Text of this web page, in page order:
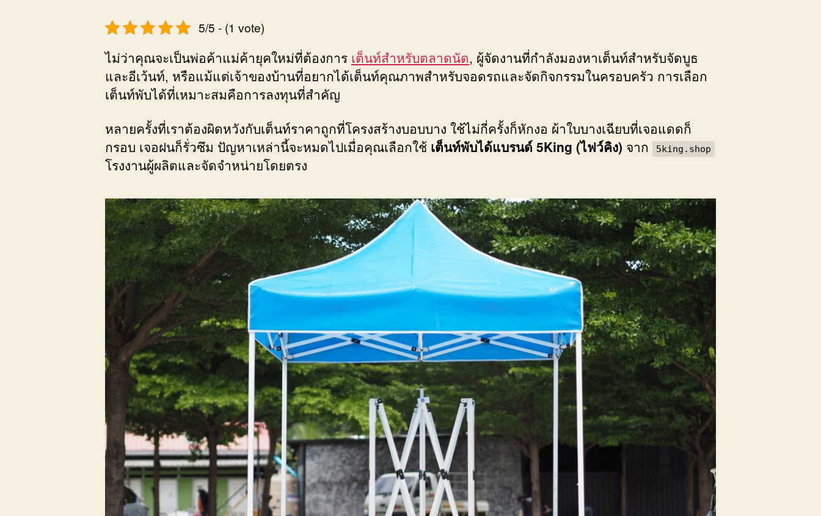
5/5 - (1 vote)
ไม่ว่าคุณจะเป็นพ่อค้าแม่ค้ายุคใหม่ที่ต้องการ เต็นท์สำหรับตลาดนัด, ผู้จัดงานที่กำลังมองหาเต็นท์สำหรับจัดบูธ
และอีเว้นท์, หรือแม้แต่เจ้าของบ้านที่อยากได้เต็นท์คุณภาพสำหรับจอดรถและจัดกิจกรรมในครอบครัว การเลือก
เต็นท์พับได้ที่เหมาะสมคือการลงทุนที่สำคัญ
หลายครั้งที่เราต้องผิดหวังกับเต็นท์ราคาถูกที่โครงสร้างบอบบาง ใช้ไม่กี่ครั้งก็หักงอ ผ้าใบบางเฉียบที่เจอแดดก็
กรอบ เจอฝนก็รั่วซึม ปัญหาเหล่านี้จะหมดไปเมื่อคุณเลือกใช้ เต็นท์พับได้แบรนด์ 5King (ไฟว์คิง) จาก 5king.shop
โรงงานผู้ผลิตและจัดจำหน่ายโดยตรง